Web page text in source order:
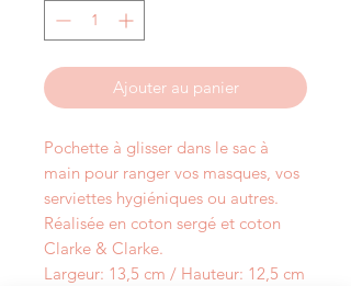
Ajouter au panier
Pochette à glisser dans le sac à
main pour ranger vos masques, vos
serviettes hygiéniques ou autres.
Réalisée en coton sergé et coton
Clarke & Clarke.
Largeur: 13,5 cm / Hauteur: 12,5 cm